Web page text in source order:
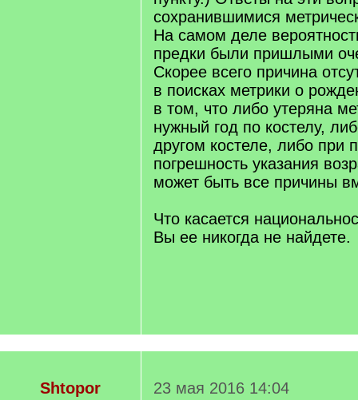
сохранившимися
На самом деле
предки были пришлыми
Скорее всего причина
в поисках метрики о
в том, что либо утеряна
нужный год по костелу,
другом костеле, либо при
погрешность указания
может быть все причины
Что касается
Вы ее никогда не найдете.
Shtopor 23 мая 2016 14:04